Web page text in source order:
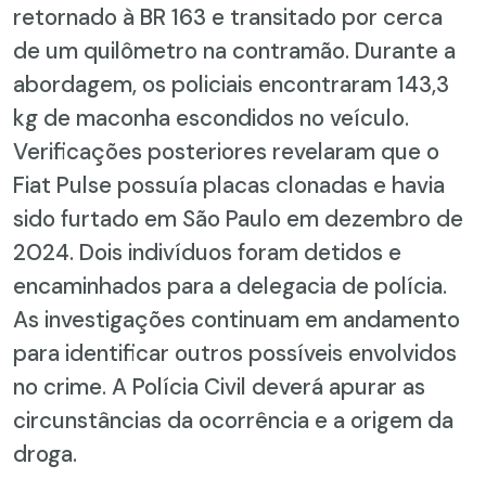
retornado à BR 163 e transitado por cerca
de um quilômetro na contramão. Durante a
abordagem, os policiais encontraram 143,3
kg de maconha escondidos no veículo.
Verificações posteriores revelaram que o
Fiat Pulse possuía placas clonadas e havia
sido furtado em São Paulo em dezembro de
2024. Dois indivíduos foram detidos e
encaminhados para a delegacia de polícia.
As investigações continuam em andamento
para identificar outros possíveis envolvidos
no crime. A Polícia Civil deverá apurar as
circunstâncias da ocorrência e a origem da
droga.